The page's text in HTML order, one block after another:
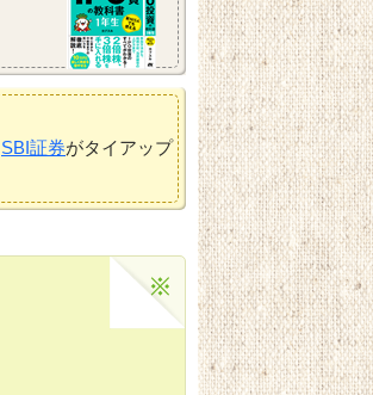
SBI証券がタイアップ